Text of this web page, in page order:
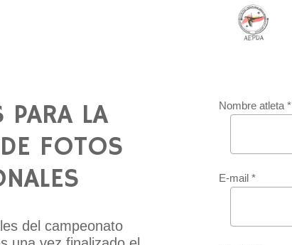
LA
FOTOS
del campeonato
Nombre atleta *
E-mail *